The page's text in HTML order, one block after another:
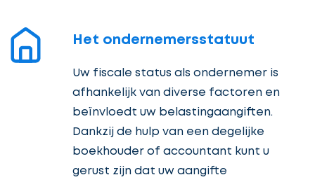
Het ondernemersstatuut
Uw fiscale status als ondernemer is
afhankelijk van diverse factoren en
beïnvloedt uw belastingaangiften.
Dankzij de hulp van een degelijke
boekhouder of accountant kunt u
gerust zijn dat uw aangifte